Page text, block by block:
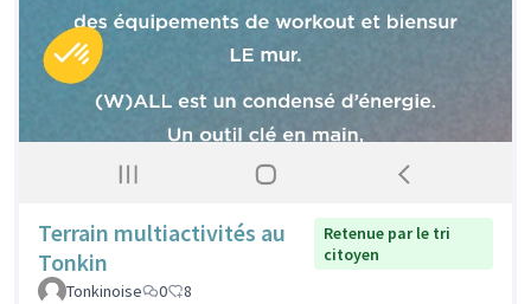
Terrain multiactivités au
Tonkin
Retenue par le tri
citoyen
Tonkinoise
0 8